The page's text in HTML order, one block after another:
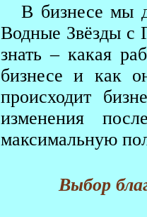
В бизнесе мы
Водные Звёзды с
знать – какая
бизнесе и как
происходит
изменения
максимальную
Выбор